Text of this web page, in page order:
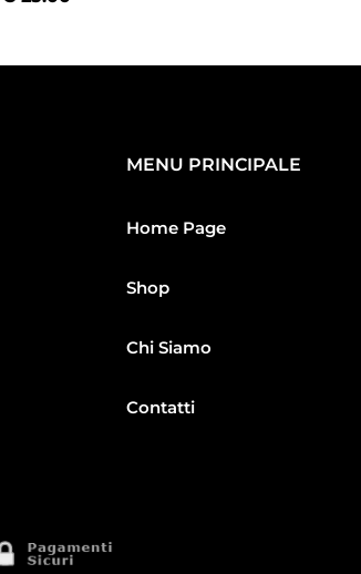
MENU PRINCIPALE
Home Page
Shop
Chi Siamo
Contatti